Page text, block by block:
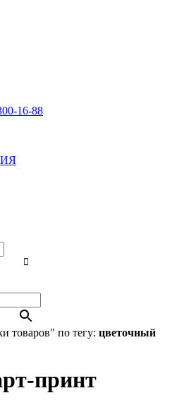
16-88
товаров" по тегу: цветочный
принт